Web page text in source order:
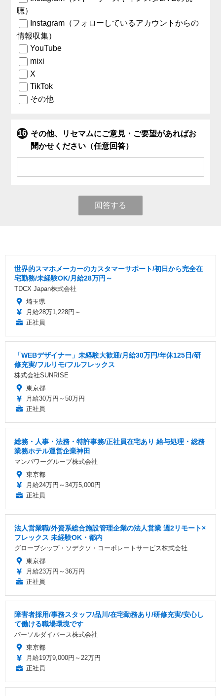
聴）
Instagram（フォローしているアカウントからの
情報収集）
YouTube
mixi
X
TikTok
その他
その他、リセマムにご意見・ご要望があればお
聞かせください（任意回答）
回答する
世界的スマホメーカーのカスタマーサポート/初日から完全在
宅勤務/未経験OK/月給28万円～
TDCX Japan株式会社
埼玉県
月給28万1,228円～
正社員
「WEBデザイナー」未経験大歓迎/月給30万円/年休125日/研
修充実/フルリモ/フルフレックス
株式会社SUNRISE
東京都
月給30万円～50万円
正社員
総務・人事・法務・特許事務/正社員在宅あり 給与処理・総務
業務ホテル運営企業神田
マンパワーグループ株式会社
東京都
月給24万円～34万5,000円
正社員
法人営業職/外資系総合施設管理企業の法人営業 週2リモート×
フレックス 未経験OK・都内
グローブシップ・ソデクソ・コーポレートサービス株式会社
東京都
月給23万円～36万円
正社員
障害者採用/事務スタッフ/品川/在宅勤務あり/研修充実/安心し
て働ける職場環境です
パーソルダイバース株式会社
東京都
月給19万9,000円～22万円
正社員